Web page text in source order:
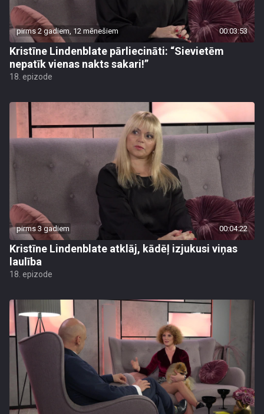
pirms 2 gadiem, 12 mēnešiem 00:03:53
Kristīne Lindenblate pārliecināti: “Sievietēm
nepatīk vienas nakts sakari!”
18. epizode
pirms 3 gadiem 00:04:22
Kristīne Lindenblate atklāj, kādēļ izjukusi viņas
laulība
18. epizode